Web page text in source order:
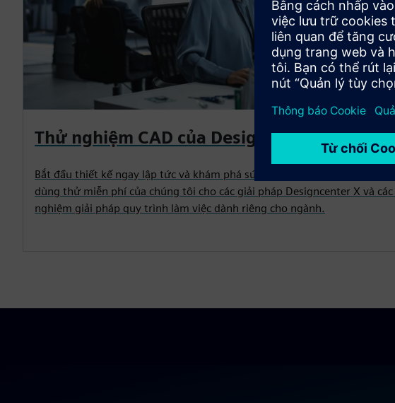
Thử nghiệm CAD của Designcenter
Bắt đầu thiết kế ngay lập tức và khám phá sức mạnh của Designcenter với
dùng thử miễn phí của chúng tôi cho các giải pháp Designcenter X và
nghiệm giải pháp quy trình làm việc dành riêng cho ngành.